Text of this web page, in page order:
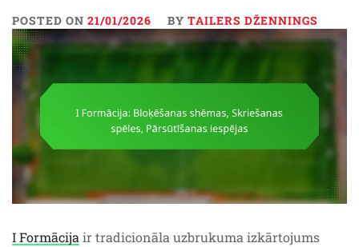
POSTED ON 21/01/2026 BY TAILERS DŽENNINGS
I Formācijair tradicionāla uzbrukuma izkārtojums